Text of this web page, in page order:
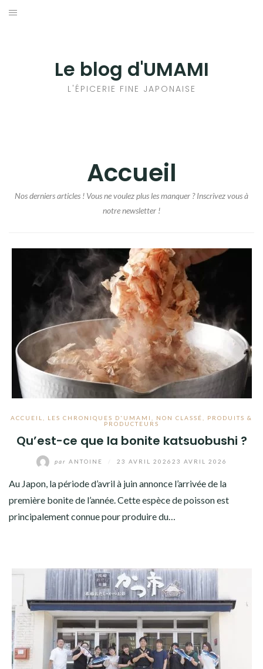
Aller
Le blog d'UMAMI
L'ÉPICERIE FINE JAPONAISE
Accueil
Nos derniers articles ! Vous ne voulez plus les manquer ? Inscrivez vous à
notre newsletter !
ACCUEIL LES CHRONIQUES D'UMAMI NON CLASSÉ
PRODUITS &
PRODUCTEURS
Qu’est-ce que la bonite katsuobushi ?
par ANTOINE 23 AVRIL 2026 23 AVRIL 2026
Au Japon, la période d’avril à juin annonce l’arrivée de la
première bonite de l’année. Cette espèce de poisson est
principalement connue pour produire du…